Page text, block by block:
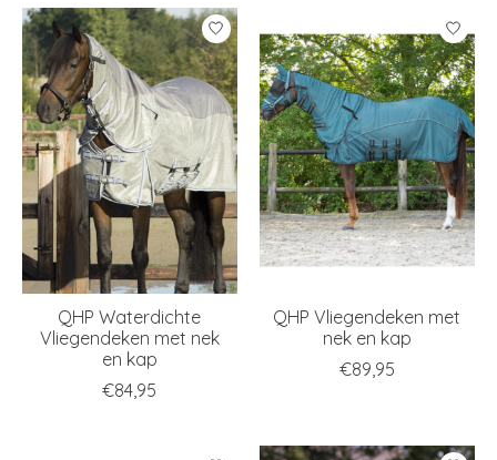
QHP Waterdichte
Vliegendeken met nek
en kap
€84,95
QHP Vliegendeken met
nek en kap
€89,95